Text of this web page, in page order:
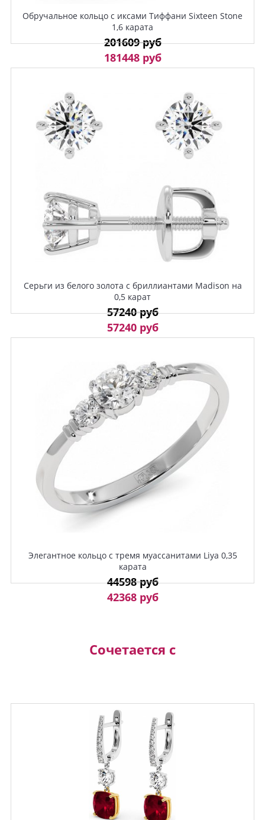
Обручальное кольцо с иксами Тиффани Sixteen Stone
1,6 карата
201609 руб
181448 руб
Серьги из белого золота с бриллиантами Madison на
0,5 карат
57240 руб
57240 руб
Элегантное кольцо с тремя муассанитами Liya 0,35
карата
44598 руб
42368 руб
Сочетается с